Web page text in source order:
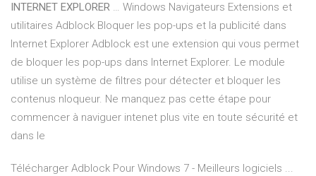
INTERNET EXPLORER … Windows Navigateurs Extensions et
utilitaires Adblock Bloquer les pop-ups et la publicité dans
Internet Explorer Adblock est une extension qui vous permet
de bloquer les pop-ups dans Internet Explorer. Le module
utilise un système de filtres pour détecter et bloquer les
contenus nloqueur. Ne manquez pas cette étape pour
commencer à naviguer intenet plus vite en toute sécurité et
dans le
Télécharger Adblock Pour Windows 7 - Meilleurs logiciels ...